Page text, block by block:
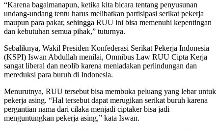
“Karena bagaimanapun, ketika kita bicara tentang penyusunan
undang-undang tentu harus melibatkan partisipasi serikat pekerja
maupun para pakar, sehingga RUU ini bisa memenuhi kepentingan
dan kebutuhan semua pihak,” tuturnya.
Sebaliknya, Wakil Presiden Konfederasi Serikat Pekerja Indonesia
(KSPI) Iswan Abdullah menilai, Omnibus Law RUU Cipta Kerja
sangat liberal dan neolib karena meniadakan perlindungan dan
mereduksi para buruh di Indonesia.
Menurutnya, RUU tersebut bisa membuka peluang yang lebar untuk
pekerja asing. “Hal tersebut dapat merugikan serikat buruh karena
pergantian nama dari cilaka menjadi ciptaker bisa jadi
menguntungkan pekerja asing,” kata Iswan.